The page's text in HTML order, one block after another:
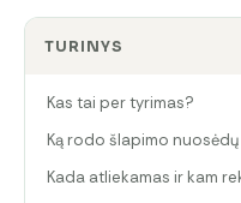
TURINYS
Kas tai per tyrimas?
Ką rodo šlapimo
Kada atliekamas ir kam